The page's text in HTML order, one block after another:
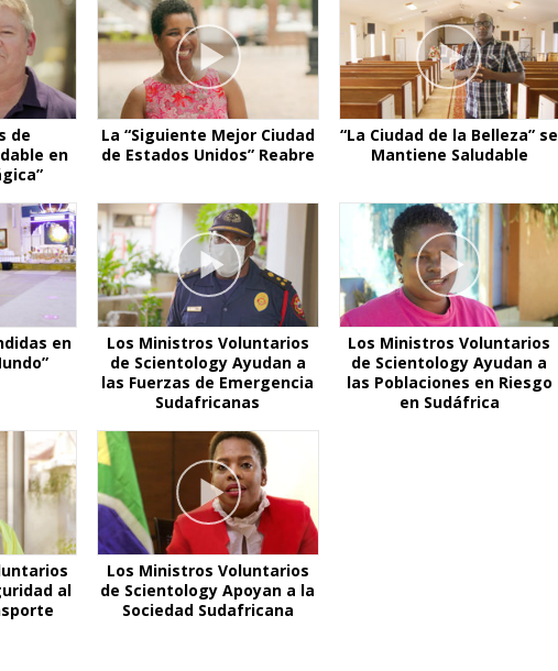
de
en
La “Siguiente Mejor Ciudad
de Estados Unidos” Reabre
“La Ciudad de la Belleza” se
Mantiene Saludable
en
Los Ministros Voluntarios
de Scientology Ayudan a
las Fuerzas de Emergencia
Sudafricanas
Los Ministros Voluntarios
de Scientology Ayudan a
las Poblaciones en Riesgo
en Sudáfrica
al
Los Ministros Voluntarios
de Scientology Apoyan a la
Sociedad Sudafricana